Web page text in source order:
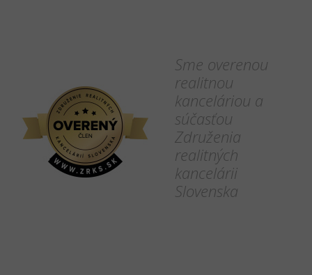
Sme overenou
realitnou
kanceláriou a
súčasťou
Združenia
realitných
kancelárii
Slovenska